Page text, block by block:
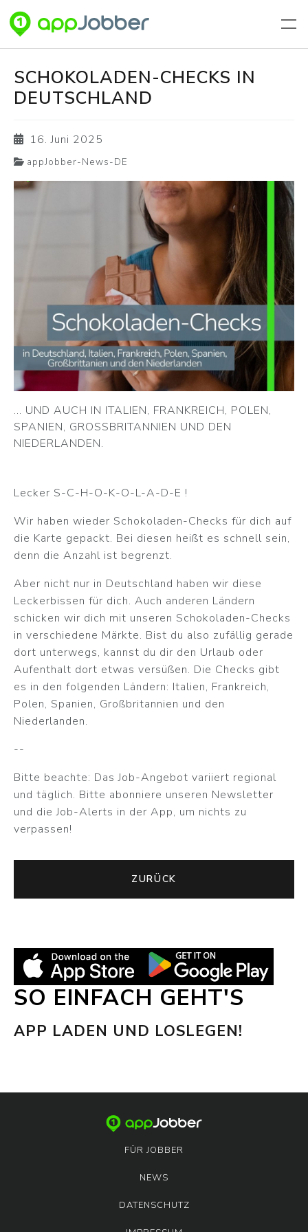
SCHOKOLADEN-CHECKS IN
DEUTSCHLAND
16. Juni 2025
appJobber-News-DE
... UND AUCH IN ITALIEN, FRANKREICH, POLEN,
SPANIEN, GROSSBRITANNIEN UND DEN N
IEDERLANDEN.
Lecker S-C-H-O-K-O-L-A-D-E !
Wir haben wieder Schokoladen-Checks für dich auf
die Karte gepackt. Bei diesen heißt es schnell sein,
denn die Anzahl ist begrenzt.
Aber nicht nur in Deutschland haben wir diese
Leckerbissen für dich. Auch anderen Ländern
schicken wir dich mit unseren Schokoladen-Checks
in verschiedene Märkte. Bist du also zufällig gerade
dort unterwegs, kannst du dir den Urlaub oder
Aufenthalt dort etwas versüßen. Die Checks gibt
es in den folgenden Ländern: Italien, Frankreich,
Polen, Spanien, Großbritannien und den
Niederlanden.
--
Bitte beachte: Das Job-Angebot variiert regional
und täglich. Bitte abonniere unseren Newsletter
und die Job-Alerts in der App, um nichts zu
verpassen!
ZURÜCK
SO EINFACH GEHT'S
APP LADEN UND LOSLEGEN!
FÜR JOBBER
NEWS
DATENSCHUTZ